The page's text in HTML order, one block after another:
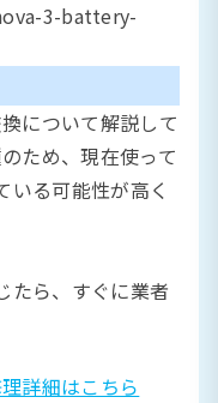
3-battery-
について解説して
ため、現在使って
いる可能性が高く
たら、すぐに業者
詳細はこちら